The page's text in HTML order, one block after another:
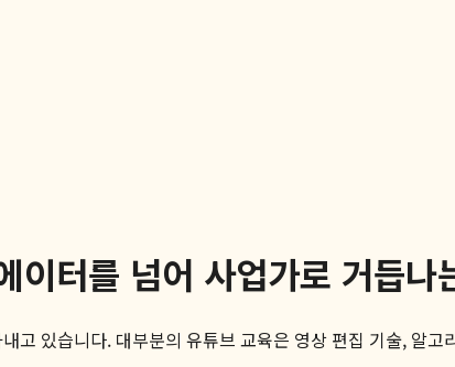
이터를 넘어 사업가로 거듭나
있습니다. 대부분의 유튜브 교육은 영상 편집 기술, 알고